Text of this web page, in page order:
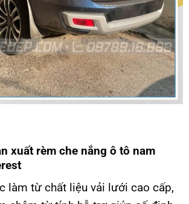
xuất rèm che nắng ô tô nam
làm từ chất liệu vải lưới cao cấp,